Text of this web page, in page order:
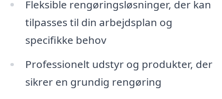
Fleksible rengøringsløsninger, der kan
tilpasses til din arbejdsplan og
specifikke behov
Professionelt udstyr og produkter, der
sikrer en grundig rengøring